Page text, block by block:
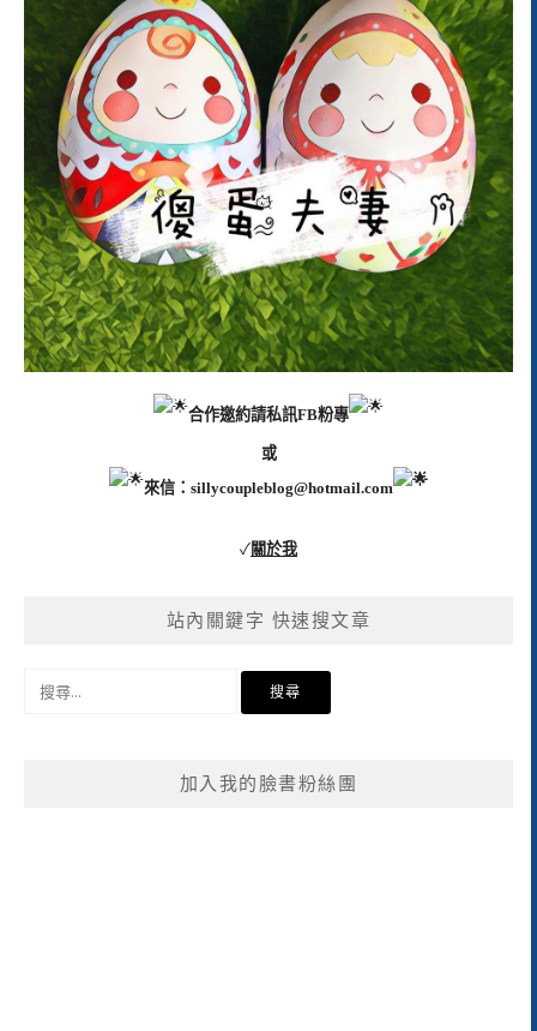
合作邀約請私訊FB粉專
或
來信： sillycoupleblog@hotmail.com
✓關於我
站內關鍵字 快速搜文章
加入我的臉書粉絲團